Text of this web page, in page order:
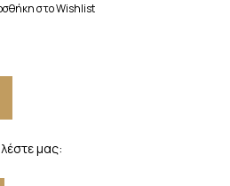
στο Wishlist
μας: